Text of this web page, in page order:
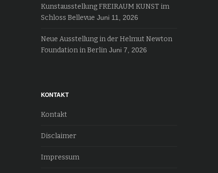
Kunstausstellung FREIRAUM KUNST im
Schloss Bellevue Juni 11, 2026
Neue Ausstellung in der Helmut Newton
Foundation in Berlin Juni 7, 2026
KONTAKT
Kontakt
Disclaimer
Impressum